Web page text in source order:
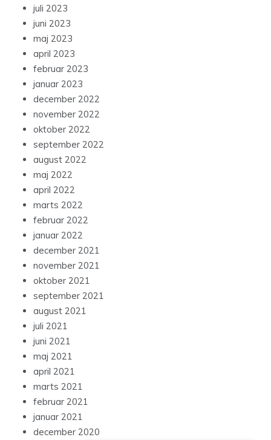
juli 2023
juni 2023
maj 2023
april 2023
februar 2023
januar 2023
december 2022
november 2022
oktober 2022
september 2022
august 2022
maj 2022
april 2022
marts 2022
februar 2022
januar 2022
december 2021
november 2021
oktober 2021
september 2021
august 2021
juli 2021
juni 2021
maj 2021
april 2021
marts 2021
februar 2021
januar 2021
december 2020